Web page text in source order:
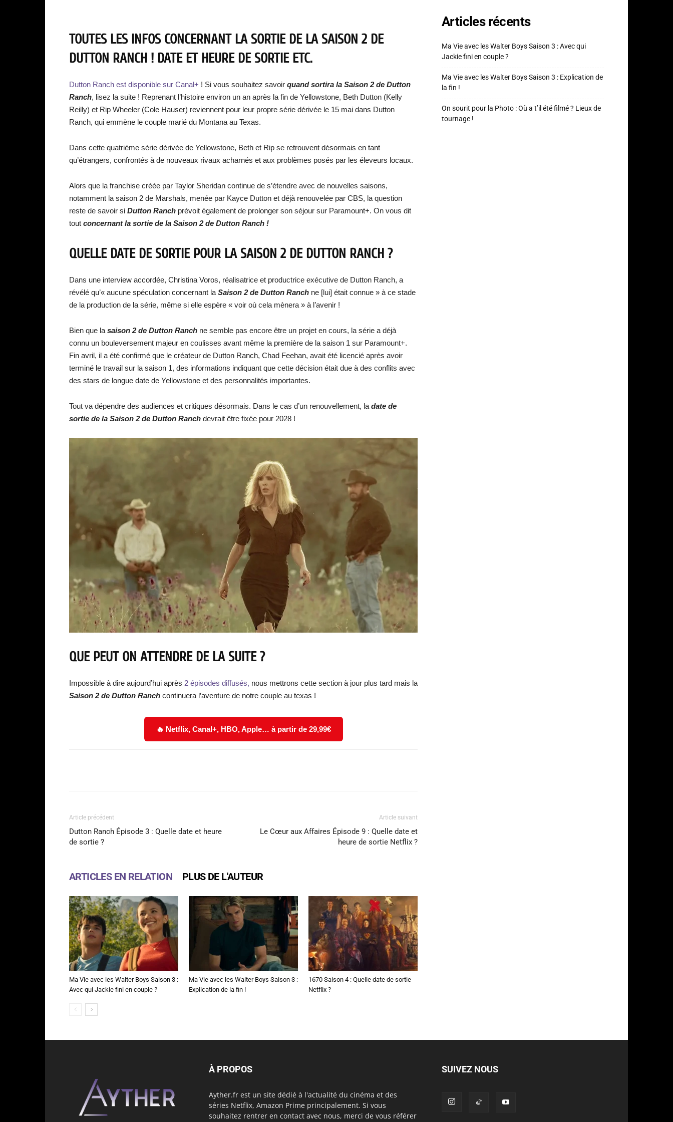
TOUTES LES INFOS CONCERNANT LA SORTIE DE LA SAISON 2 DE
DUTTON RANCH ! DATE ET HEURE DE SORTIE ETC.
Dutton Ranch est disponible sur Canal+ ! Si vous souhaitez savoir quand sortira la Saison 2 de Dutton
Ranch, lisez la suite ! Reprenant l’histoire environ un an après la fin de Yellowstone, Beth Dutton (Kelly
Reilly) et Rip Wheeler (Cole Hauser) reviennent pour leur propre série dérivée le 15 mai dans Dutton
Ranch, qui emmène le couple marié du Montana au Texas.
Dans cette quatrième série dérivée de Yellowstone, Beth et Rip se retrouvent désormais en tant
qu’étrangers, confrontés à de nouveaux rivaux acharnés et aux problèmes posés par les éleveurs locaux.
Alors que la franchise créée par Taylor Sheridan continue de s’étendre avec de nouvelles saisons,
notamment la saison 2 de Marshals, menée par Kayce Dutton et déjà renouvelée par CBS, la question
reste de savoir si Dutton Ranch prévoit également de prolonger son séjour sur Paramount+. On vous dit
tout concernant la sortie de la Saison 2 de Dutton Ranch !
QUELLE DATE DE SORTIE POUR LA SAISON 2 DE DUTTON RANCH ?
Dans une interview accordée, Christina Voros, réalisatrice et productrice exécutive de Dutton Ranch, a
révélé qu’« aucune spéculation concernant la Saison 2 de Dutton Ranch ne [lui] était connue » à ce stade
de la production de la série, même si elle espère « voir où cela mènera » à l’avenir !
Bien que la saison 2 de Dutton Ranch ne semble pas encore être un projet en cours, la série a déjà
connu un bouleversement majeur en coulisses avant même la première de la saison 1 sur Paramount+.
Fin avril, il a été confirmé que le créateur de Dutton Ranch, Chad Feehan, avait été licencié après avoir
terminé le travail sur la saison 1, des informations indiquant que cette décision était due à des conflits avec
des stars de longue date de Yellowstone et des personnalités importantes.
Tout va dépendre des audiences et critiques désormais. Dans le cas d’un renouvellement, la date de
sortie de la Saison 2 de Dutton Ranch devrait être fixée pour 2028 !
QUE PEUT ON ATTENDRE DE LA SUITE ?
Impossible à dire aujourd’hui après 2 épisodes diffusés, nous mettrons cette section à jour plus tard mais la
Saison 2 de Dutton Ranch continuera l’aventure de notre couple au texas !
🔥 Netflix, Canal+, HBO, Apple… à partir de 29,99€
Article précédent
Dutton Ranch Épisode 3 : Quelle date et heure
de sortie ?
Article suivant
Le Cœur aux Affaires Épisode 9 : Quelle date et
heure de sortie Netflix ?
ARTICLES EN RELATION PLUS DE L'AUTEUR
Ma Vie avec les Walter Boys Saison 3 :
Avec qui Jackie fini en couple ?
Ma Vie avec les Walter Boys Saison 3 :
Explication de la fin !
1670 Saison 4 : Quelle date de sortie
Netflix ?
Articles récents
Ma Vie avec les Walter Boys Saison 3 : Avec qui
Jackie fini en couple ?
Ma Vie avec les Walter Boys Saison 3 : Explication de
la fin !
On sourit pour la Photo : Où a t’il été filmé ? Lieux de
tournage !
À PROPOS
Ayther.fr est un site dédié à l'actualité du cinéma et des
séries Netflix, Amazon Prime principalement. Si vous
souhaitez rentrer en contact avec nous, merci de vous référer
SUIVEZ NOUS